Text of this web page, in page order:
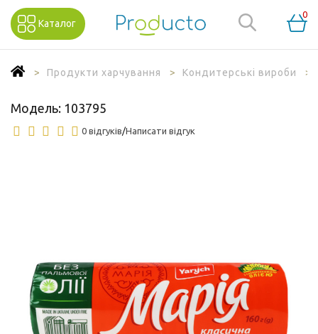
Каталог
0
Продукти харчування Кондитерські вироби
Модель: 103795
0 відгуків/Написати відгук